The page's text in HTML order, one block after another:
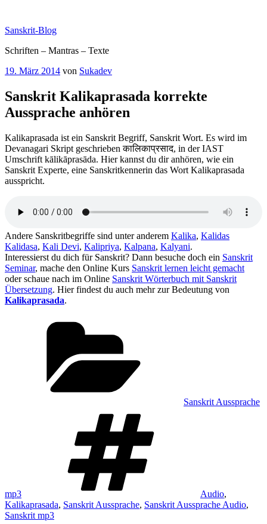
springen
Sanskrit-Blog
Schriften – Mantras – Texte
Veröffentlicht
19. März 2014 von Sukadev
Sanskrit Kalikaprasada korrekte
Aussprache anhören
Kalikaprasada ist ein Sanskrit Begriff, Sanskrit Wort. Es wird im
Devanagari Skript geschrieben कालिकाप्रसाद, in der IAST
Umschrift kālikāprasāda. Hier kannst du dir anhören, wie ein
Sanskrit Experte, eine Sanskritkennerin das Wort Kalikaprasada
ausspricht.
Andere Sanskritbegriffe sind unter anderem Kalika, Kalidas
Kalidasa, Kali Devi, Kalipriya, Kalpana, Kalyani.
Interessierst du dich für Sanskrit? Dann besuche doch ein Sanskrit
Seminar, mache den Online Kurs Sanskrit lernen leicht gemacht
oder schaue nach im Online Sanskrit Wörterbuch mit Sanskrit
Übersetzung. Hier findest du auch mehr zur Bedeutung von
Kalikaprasada.
Sanskrit Aussprache
mp3 Audio,
Kalikaprasada, Sanskrit Aussprache, Sanskrit Aussprache Audio,
Sanskrit mp3